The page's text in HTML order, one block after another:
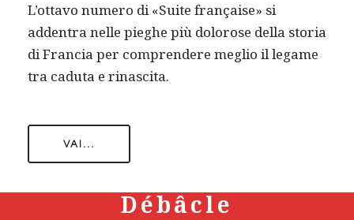
L’ottavo numero di «Suite française» si
addentra nelle pieghe più dolorose della storia
di Francia per comprendere meglio il legame
tra caduta e rinascita.
VAI...
Débâcle